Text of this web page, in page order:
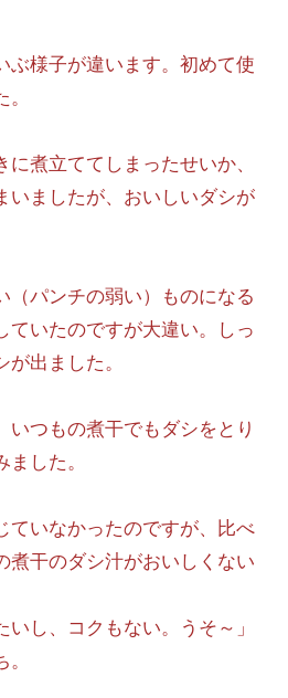
ぶ様子が違います。初めて使
煮立ててしまったせいか、
いましたが、おいしいダシが
（パンチの弱い）ものになる
ていたのですが大違い。しっ
出ました。
いつもの煮干でもダシをとり
ました。
ていなかったのですが、比べ
煮干のダシ汁がおいしくない
いし、コクもない。うそ～」